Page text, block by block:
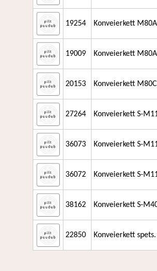
19254 Konveierkett
19009 Konveierkett
20153 Konveierkett
27264 Konveierkett S-
36073 Konveierkett S-
36072 Konveierkett S-
38162 Konveierkett S-
22850 Konveierkett